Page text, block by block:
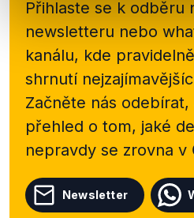
Přihlaste se k odběru
newsletteru nebo
kanálu, kde
shrnutí
Začněte nás
přehled o tom, jaké
nepravdy se zrovna v
Newsletter